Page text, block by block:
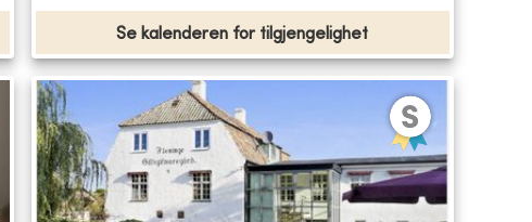
Se kalenderen for tilgjengelighet